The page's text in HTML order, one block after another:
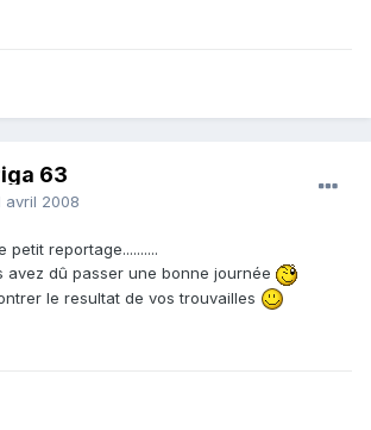
63
avril 2008
reportage..........
avez dû passer une bonne journée
le resultat de vos trouvailles